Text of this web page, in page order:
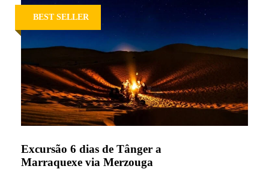
BEST SELLER
Excursão 6 dias de Tânger a
Marraquexe via Merzouga